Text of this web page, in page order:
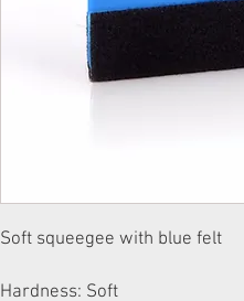
Soft squeegee with blue felt
Hardness: Soft